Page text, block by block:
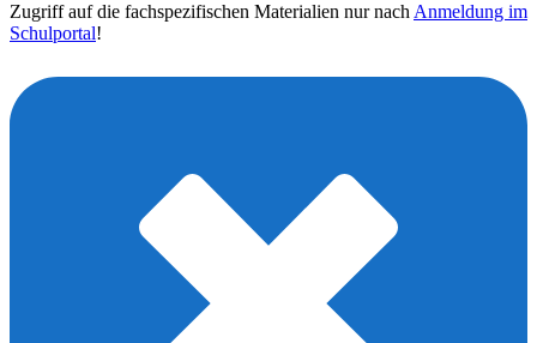
Zugriff auf die fachspezifischen Materialien nur nach Anmeldung im
Schulportal!